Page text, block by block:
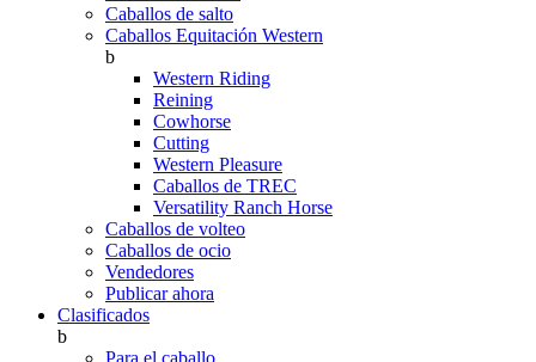
Caballos de salto
Caballos Equitación Western
b
Western Riding
Reining
Cowhorse
Cutting
Western Pleasure
Caballos de TREC
Versatility Ranch Horse
Caballos de volteo
Caballos de ocio
Vendedores
Publicar ahora
Clasificados
b
Para el caballo